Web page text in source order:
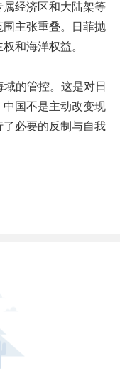
经济区和大陆架等
主张重叠。日菲抛
和海洋权益。
的管控。这是对日
国不是主动改变现
必要的反制与自我